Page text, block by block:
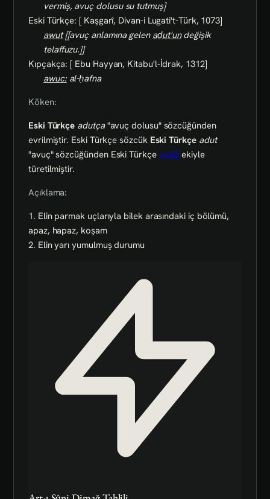
vermiş, avuç dolusu su tutmuş]
Eski Türkçe: [ Kaşgarî, Divan-i Lugati't-Türk, 1073]
awut[[avuç anlamına gelen aḏut'undeğişik
telaffuzu.]]
Kıpçakça: [ Ebu Hayyan, Kitabu'l-İdrak, 1312]
awuc:al-ḥafna
Köken:
Eski Türkçe adutça"avuç dolusu" sözcüğünden
evrilmiştir. Eski Türkçe sözcük Eski Türkçe adut
"avuç" sözcüğünden Eski Türkçe +çA2 ekiyle
türetilmiştir.
Açıklama:
1. Elin parmak uçlarıyla bilek arasındaki iç bölümü,
apaz, hapaz, koşam
2. Elin yarı yumulmuş durumu